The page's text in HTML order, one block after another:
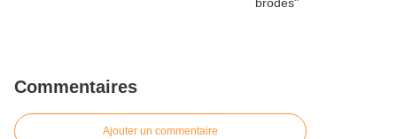
Commentaires
Ajouter un commentaire